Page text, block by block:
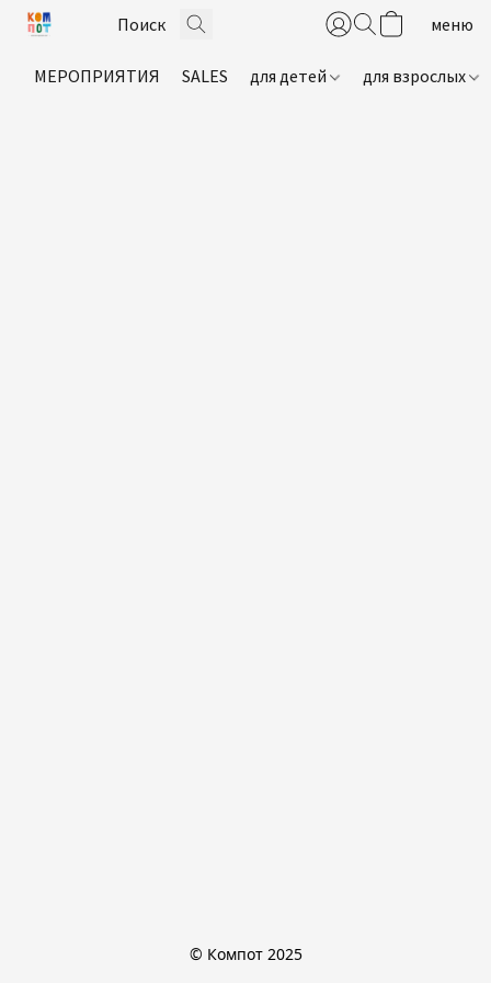
МЕРОПРИЯТИЯ SALES для детей для взрослых
© Компот 2025